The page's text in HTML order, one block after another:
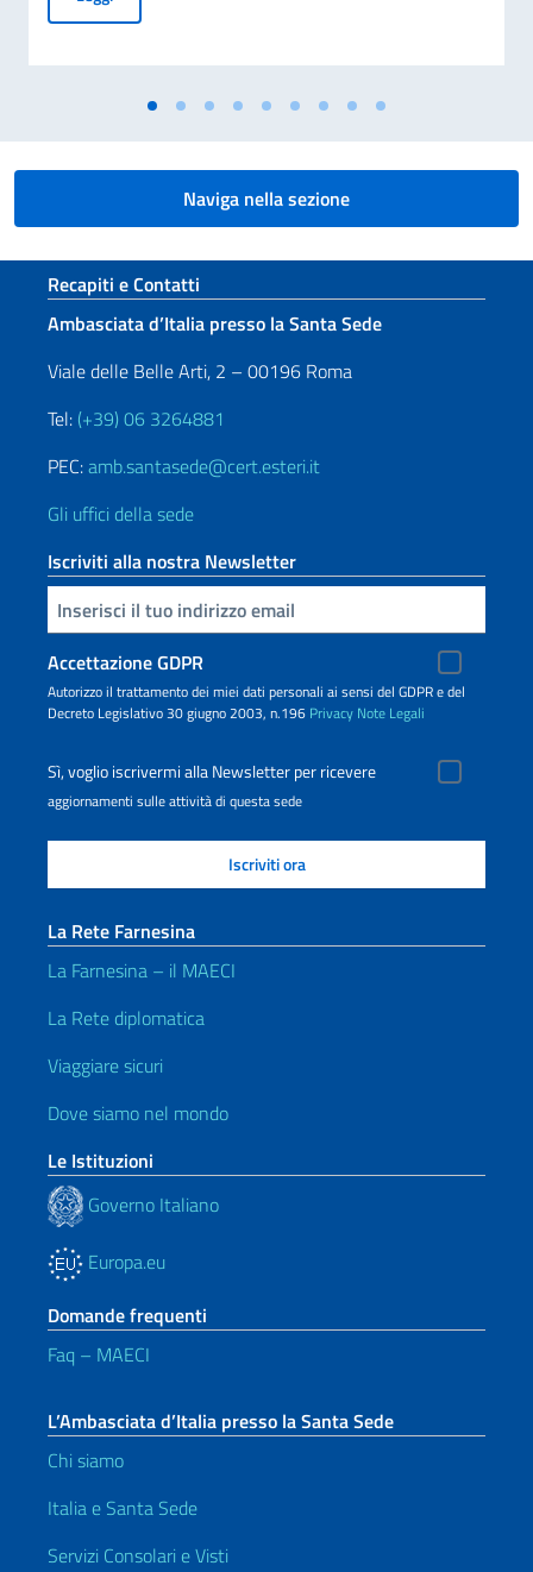
Naviga nella sezione
Sezione footer
Recapiti e Contatti
Ambasciata d’Italia presso la Santa Sede
Viale delle Belle Arti, 2 – 00196 Roma
Tel: (+39) 06 3264881
PEC:amb.santasede@cert.esteri.it
Gli uffici della sede
Iscriviti alla nostra Newsletter
Inserisci la tua email
Accettazione GDPR
Autorizzo il trattamento dei miei dati personali ai sensi del GDPR e del
Decreto Legislativo 30 giugno 2003, n.196 Privacy Note Legali
Sì, voglio iscrivermi alla Newsletter per ricevere
aggiornamenti sulle attività di questa sede
La Rete Farnesina
La Farnesina – il MAECI
La Rete diplomatica
Viaggiare sicuri
Dove siamo nel mondo
Le Istituzioni
Governo Italiano
Europa.eu
Domande frequenti
Faq – MAECI
L’Ambasciata d’Italia presso la Santa Sede
Chi siamo
Italia e Santa Sede
Servizi Consolari e Visti